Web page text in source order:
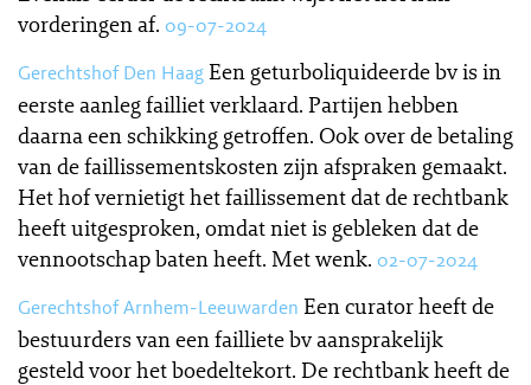
vorderingen af. 09-07-2024
Gerechtshof Den HaagEen geturboliquideerde bv is in
eerste aanleg failliet verklaard. Partijen hebben
daarna een schikking getroffen. Ook over de betaling
van de faillissementskosten zijn afspraken gemaakt.
Het hof vernietigt het faillissement dat de rechtbank
heeft uitgesproken, omdat niet is gebleken dat de
vennootschap baten heeft. Met wenk. 02-07-2024
Gerechtshof Arnhem-Leeuwarden Een curator heeft de
bestuurders van een failliete bv aansprakelijk
gesteld voor het boedeltekort. De rechtbank heeft de